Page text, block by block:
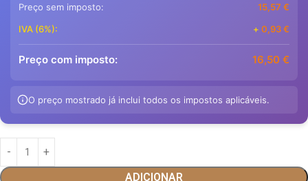
Preço sem imposto: 15,57 €
IVA (6%):
+ 0,93€
Preço com imposto: 16,50 €
O preço mostrado já inclui todos os impostos aplicáveis.
ADICIONAR